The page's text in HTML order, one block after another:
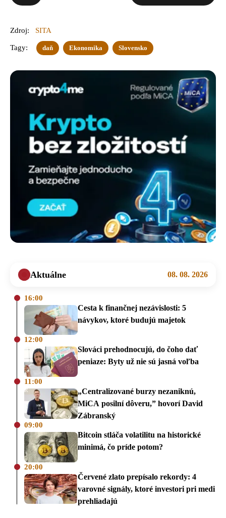
Zdroj: SITA
Tagy: daň Ekonomika Slovensko
Aktuálne 08. 08. 2026
16:00
Cesta k finančnej nezávislosti: 5
návykov, ktoré budujú majetok
12:00
Slováci prehodnocujú, do čoho dať
peniaze: Byty už nie sú jasná voľba
11:00
„Centralizované burzy nezaniknú,
MiCA posilní dôveru,” hovorí David
Zábranský
09:00
Bitcoin stláča volatilitu na historické
minimá, čo príde potom?
20:00
Červené zlato prepísalo rekordy: 4
varovné signály, ktoré investori pri medi
prehliadajú